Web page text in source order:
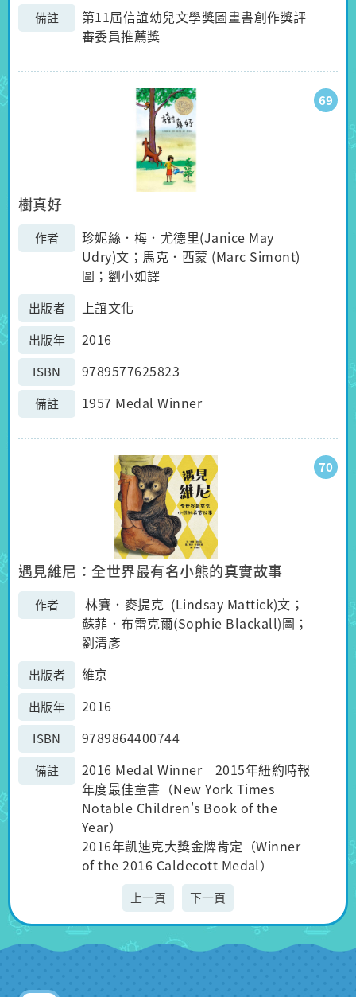
備註
第11屆信誼幼兒文學獎圖畫書創作獎評
審委員推薦獎
69
樹真好
作者
珍妮絲．梅．尤德里(Janice May
Udry)文；馬克．西蒙 (Marc Simont)
圖；劉小如譯
出版者 上誼文化
出版年 2016
ISBN 9789577625823
備註 1957 Medal Winner
70
遇見維尼：全世界最有名小熊的真實故事
作者
林賽．麥提克 (Lindsay Mattick)文；
蘇菲．布雷克爾(Sophie Blackall)圖；
劉清彥
出版者 維京
出版年 2016
ISBN 9789864400744
備註
2016 Medal Winner 2015年紐約時報
年度最佳童書（New York Times
Notable Children's Book of the
Year）
2016年凱迪克大獎金牌肯定（Winner
of the 2016 Caldecott Medal）
上一頁 下一頁